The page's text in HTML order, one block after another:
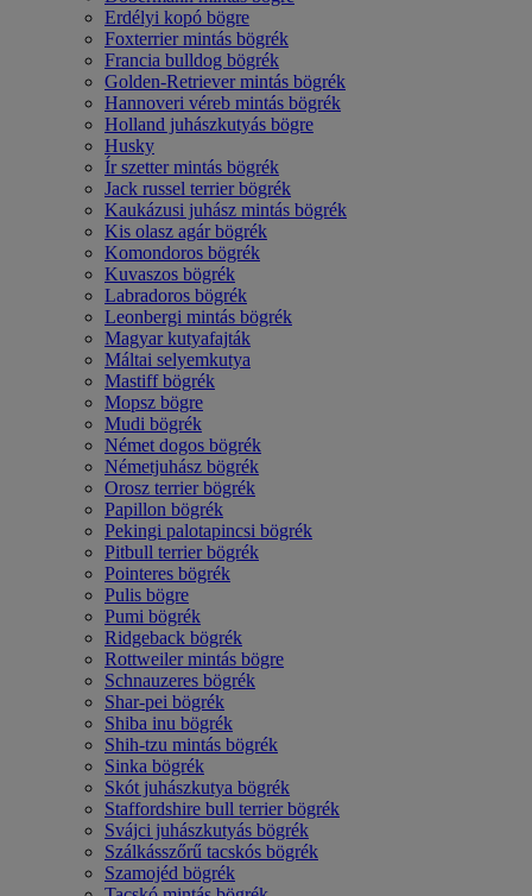
Erdélyi kopó bögre
Foxterrier mintás bögrék
Francia bulldog bögrék
Golden-Retriever mintás bögrék
Hannoveri véreb mintás bögrék
Holland juhászkutyás bögre
Husky
Ír szetter mintás bögrék
Jack russel terrier bögrék
Kaukázusi juhász mintás bögrék
Kis olasz agár bögrék
Komondoros bögrék
Kuvaszos bögrék
Labradoros bögrék
Leonbergi mintás bögrék
Magyar kutyafajták
Máltai selyemkutya
Mastiff bögrék
Mopsz bögre
Mudi bögrék
Német dogos bögrék
Németjuhász bögrék
Orosz terrier bögrék
Papillon bögrék
Pekingi palotapincsi bögrék
Pitbull terrier bögrék
Pointeres bögrék
Pulis bögre
Pumi bögrék
Ridgeback bögrék
Rottweiler mintás bögre
Schnauzeres bögrék
Shar-pei bögrék
Shiba inu bögrék
Shih-tzu mintás bögrék
Sinka bögrék
Skót juhászkutya bögrék
Staffordshire bull terrier bögrék
Svájci juhászkutyás bögrék
Szálkásszőrű tacskós bögrék
Szamojéd bögrék